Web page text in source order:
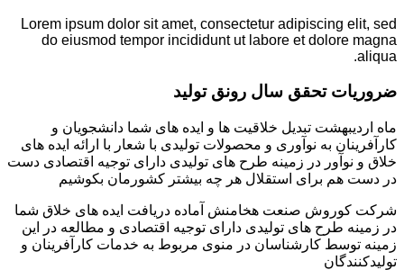
Lorem ipsum dolor sit amet, consectetur adipiscing elit, sed
do eiusmod tempor incididunt ut labore et dolore magna
aliqua.
ضروریات تحقق سال رونق تولید
ماه اردیبهشت تبدیل خلاقیت ها و ایده های شما دانشجویان و
کارآفرینان به نوآوری و محصولات تولیدی با شعار با ارائه ایده های
خلاق و نوآور در زمینه طرح های تولیدی دارای توجیه اقتصادی دست
در دست هم برای استقلال هر چه بیشتر کشورمان بکوشیم
شرکت کوروش صنعت هخامنش آماده دریافت ایده های خلاق شما
در زمینه طرح های تولیدی دارای توجیه اقتصادی و مطالعه در این
زمینه توسط کارشناسان در منوی مربوط به خدمات کارآفرینان و
تولیدکنندگان